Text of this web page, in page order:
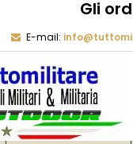
Gli
E-mail: